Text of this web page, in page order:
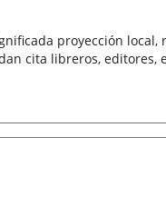
proyección local,
cita libreros, editores,